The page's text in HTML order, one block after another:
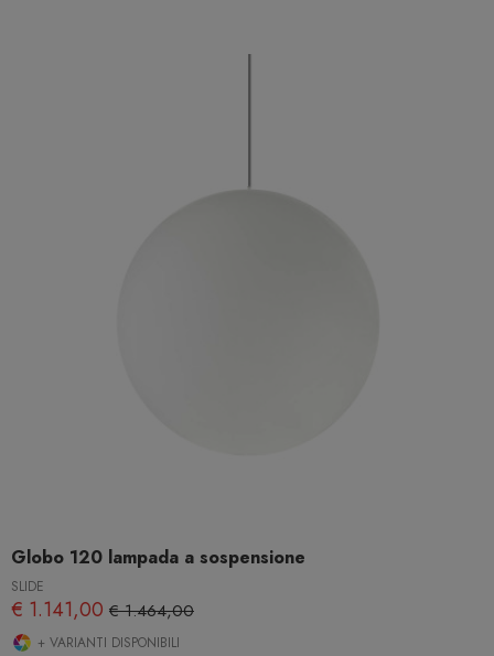
Globo 120 lampada a sospensione
SLIDE
€ 1.141,00 € 1.464,00
+ VARIANTI DISPONIBILI